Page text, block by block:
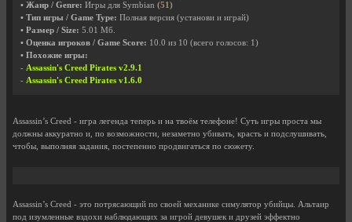
• Жанр / Genre: Игры для Symbian (51)
• Тип игры / Game Type: Полная версия (установи и играй)
• Размер / Size: 5.01 Мб.
• Оценка игроков / Game Score: 10.0 из 10 (всего голосов: 1 )
• Похожие игры:
- Assassin's Creed Pirates v2.9.1
- Assassin's Creed Pirates v1.6.0
Assassin’s Creed - игра легенда теперь и на твоём телефоне! Суть игры проста мы
должны аккуратно и, по возможности, незаметно убивать, красть и подслушивать,
чтобы, выполняя задания, постепенно продвигаться по сюжету.
Assassin’s Creed - это потрясающий по своей механике симулятор убийцы. Альтаир
под изумленные вздохи наблюдающих за игрой девушек и друзей эффектно